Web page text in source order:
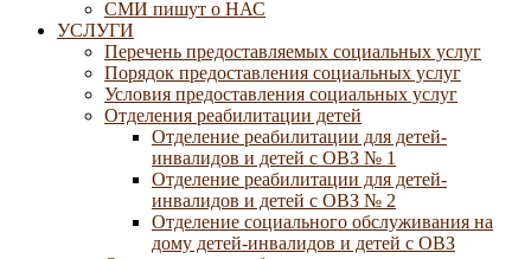
СМИ пишут о НАС
УСЛУГИ
Перечень предоставляемых социальных услуг
Порядок предоставления социальных услуг
Условия предоставления социальных услуг
Отделения реабилитации детей
Отделение реабилитации для детей-
инвалидов и детей с ОВЗ № 1
Отделение реабилитации для детей-
инвалидов и детей с ОВЗ № 2
Отделение социального обслуживания на
дому детей-инвалидов и детей с ОВЗ